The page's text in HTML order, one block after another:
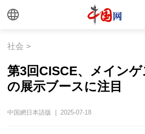
社会 >
第3回CISCE、メイン
の展示ブースに注目
中国網日本語版 | 2025-07-18